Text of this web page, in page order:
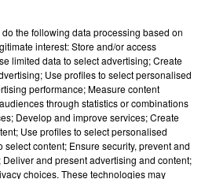
homme prétendant être son fils
met fin à une ex-escorte
dans sa bataille...
do the following data processing based on
interest: Store and/or access
limited data to select advertising; Create
Use profiles to select personalised
performance; Measure content
through statistics or combinations
Develop and improve services; Create
Use profiles to select personalised
select content; Ensure security, prevent and
and present advertising and content;
choices. These technologies may